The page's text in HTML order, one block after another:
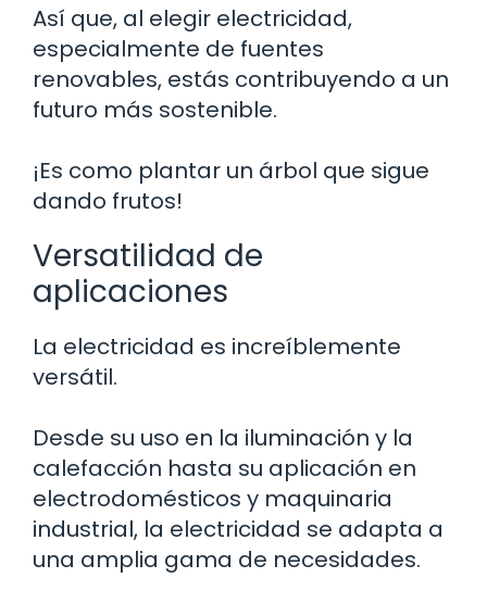
Así que, al elegir electricidad,
especialmente de fuentes
renovables, estás contribuyendo a un
futuro más sostenible.
¡Es como plantar un árbol que sigue
dando frutos!
Versatilidad de
aplicaciones
La electricidad es increíblemente
versátil.
Desde su uso en la iluminación y la
calefacción hasta su aplicación en
electrodomésticos y maquinaria
industrial, la electricidad se adapta a
una amplia gama de necesidades.